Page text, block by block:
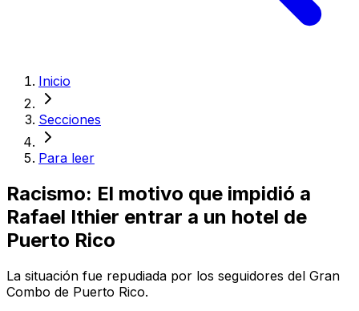
Inicio
Secciones
Para leer
Racismo: El motivo que impidió a
Rafael Ithier entrar a un hotel de
Puerto Rico
La situación fue repudiada por los seguidores del Gran
Combo de Puerto Rico.